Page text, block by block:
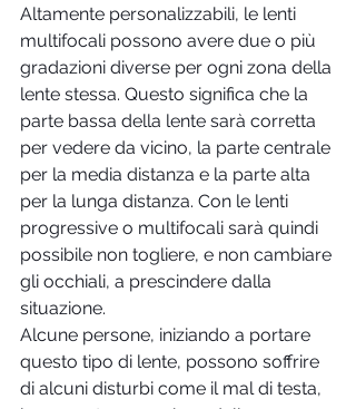
Altamente personalizzabili, le lenti
multifocali possono avere due o più
gradazioni diverse per ogni zona della
lente stessa. Questo significa che la
parte bassa della lente sarà corretta
per vedere da vicino, la parte centrale
per la media distanza e la parte alta
per la lunga distanza. Con le lenti
progressive o multifocali sarà quindi
possibile non togliere, e non cambiare
gli occhiali, a prescindere dalla
situazione.
Alcune persone, iniziando a portare
questo tipo di lente, possono soffrire
di alcuni disturbi come il mal di testa,